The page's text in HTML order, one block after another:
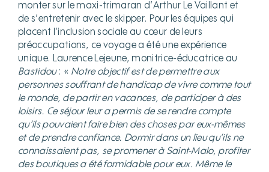
monter sur le maxi-trimaran d’Arthur Le Vaillant et
de s’entretenir avec le skipper. Pour les équipes qui
placent l’inclusion sociale au cœur de leurs
préoccupations, ce voyage a été une expérience
unique. Laurence Lejeune, monitrice-éducatrice au
Bastidou: « Notre objectif est de permettre aux
personnes souffrant de handicap de vivre comme tout
le monde, de partir en vacances, de participer à des
loisirs. Ce séjour leur a permis de se rendre compte
qu’ils pouvaient faire bien des choses par eux-mêmes
et de prendre confiance. Dormir dans un lieu qu’ils ne
connaissaient pas, se promener à Saint-Malo, profiter
des boutiques a été formidable pour eux. Même le